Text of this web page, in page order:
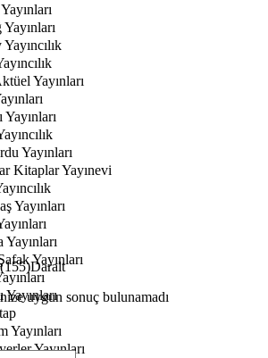
Yayınları
Yayınları
Yayınları
Kitaplar Yayınevi
Yayınları
Yayınları
Yayınları
Yayınları
Yayınları
Yayınları
Daralt
uygun sonuç bulunamadı